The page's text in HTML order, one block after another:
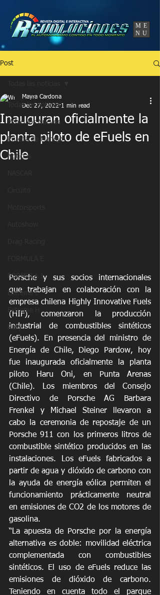
ME
NU
Post
Todas las noticias
Vehículos Nuevos
Prueba de Manejo
Noticias
FORMULA 1
Extreme E
Extreme H
Rally
Inauguran oficialmente la
planta piloto de eFuels en
Chile
Mayra Cardona
Dec 27, 2022 1 min read
Porsche y sus socios internacionales
que trabajan en colaboración con la
empresa chilena Highly Innovative Fuels
(HIF), comenzaron la producción
industrial de combustibles sintéticos
(eFuels). En presencia del ministro de
Energía de Chile, Diego Pardow, hoy
fue inaugurada oficialmente la planta
piloto Haru Oni, en Punta Arenas
(Chile). Los miembros del Consejo
Directivo de Porsche AG Barbara
Frenkel y Michael Steiner llevaron a
cabo la ceremonia de repostaje de un
Porsche 911 con los primeros litros de
combustible sintético producidos en las
instalaciones. Los eFuels fabricados a
partir de agua y dióxido de carbono con
la ayuda de energía eólica permiten el
funcionamiento prácticamente neutral
en emisiones de CO2 de los motores de
gasolina.
“La apuesta de Porsche por la energía
alternativa es doble: movilidad eléctrica
complementada con combustibles
sintéticos. El uso de eFuels reduce las
emisiones de dióxido de carbono.
Teniendo en cuenta todo el parque